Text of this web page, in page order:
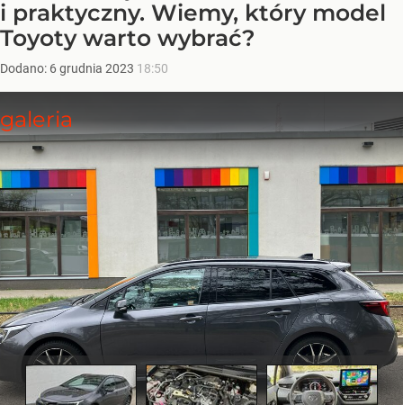
i praktyczny. Wiemy, który model
Toyoty warto wybrać?
Dodano: 6grudnia 2023 18:50